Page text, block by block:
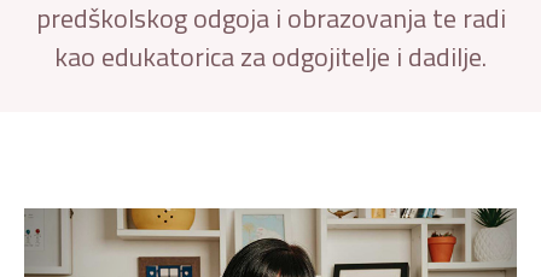
predškolskog odgoja i obrazovanja te radi
kao edukatorica za odgojitelje i dadilje.